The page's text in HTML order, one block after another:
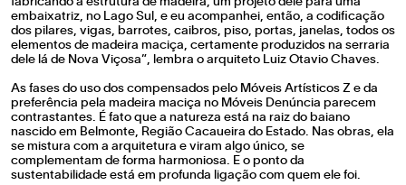
embaixatriz, no Lago Sul, e eu acompanhei, então, a codificação
dos pilares, vigas, barrotes, caibros, piso, portas, janelas, todos os
elementos de madeira maciça, certamente produzidos na serraria
dele lá de Nova Viçosa”, lembra o arquiteto Luiz Otavio Chaves.
As fases do uso dos compensados pelo Móveis Artísticos Z e da
preferência pela madeira maciça no Móveis Denúncia parecem
contrastantes. É fato que a natureza está na raiz do baiano
nascido em Belmonte, Região Cacaueira do Estado. Nas obras, ela
se mistura com a arquitetura e viram algo único, se
complementam de forma harmoniosa. E o ponto da
sustentabilidade está em profunda ligação com quem ele foi.